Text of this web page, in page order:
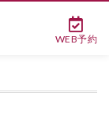
WEB予約